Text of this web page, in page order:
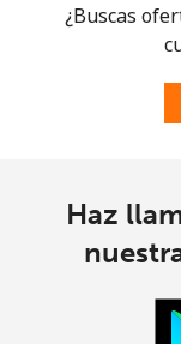
¿Buscas
Haz